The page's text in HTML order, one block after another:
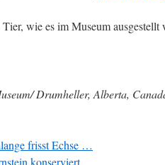
wie es im Museum
Drumheller, Alberta,
frisst Echse …
konserviert